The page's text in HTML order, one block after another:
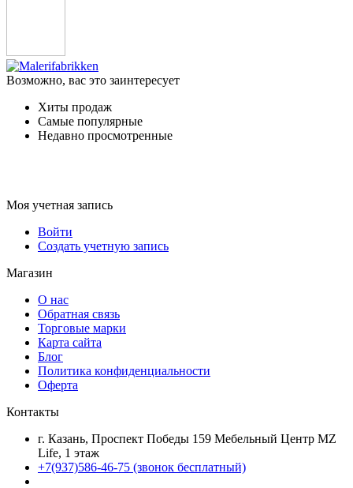
Возможно, вас это заинтересует
Хиты продаж
Самые популярные
Недавно просмотренные
Моя учетная запись
Войти
Создать учетную запись
Магазин
О нас
Обратная связь
Торговые марки
Карта сайта
Блог
Политика конфиденциальности
Оферта
Контакты
г. Казань, Проспект Победы 159 Мебельный Центр MZ
Life, 1 этаж
+7(937)586-46-75 (звонок бесплатный)